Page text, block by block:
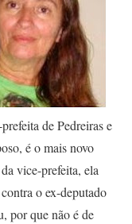
de Pedreiras e
é o mais novo
vice-prefeita, ela
o ex-deputado
por que não é de